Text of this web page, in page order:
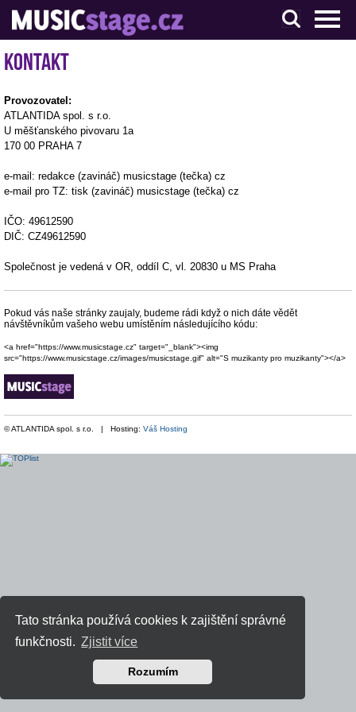
Tato stránka používá cookies k zajištění správné
funkčnosti. Zjistit více
Rozumím
S muzikanty pro muzikanty
Kontakt
Provozovatel:
ATLANTIDA spol. s r.o.
U měšťanského pivovaru 1a
170 00 PRAHA 7
e-mail: redakce (zavináč) musicstage (tečka) cz
e-mail pro TZ: tisk (zavináč) musicstage (tečka) cz
IČO: 49612590
DIČ: CZ49612590
Společnost je vedená v OR, oddíl C, vl. 20830 u MS Praha
Pokud vás naše stránky zaujaly, budeme rádi když o nich dáte vědět
návštěvníkům vašeho webu umístěním následujícího kódu:
<a href="https://www.musicstage.cz" target="_blank"><img
src="https://www.musicstage.cz/images/musicstage.gif" alt="S muzikanty pro muzikanty"></a>
© ATLANTIDA spol. s r.o. | Hosting: Váš Hosting